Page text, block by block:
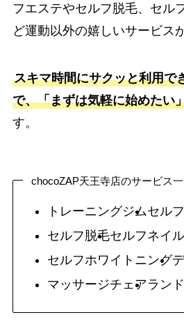
フエステやセルフ脱毛、セル
ど運動以外の嬉しいサービス
スキマ時間にサクッと利用で
で、「まずは気軽に始めたい
す。
chocoZAP天王寺店のサービス
トレーニングジムセル
セルフ脱毛セルフネイル
セルフホワイトニング
マッサージチェアラン